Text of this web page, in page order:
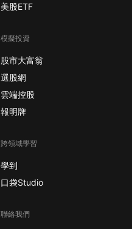
美股ETF
模擬投資
股市大富翁
選股網
雲端控股
報明牌
跨領域學習
學到
口袋Studio
聯絡我們